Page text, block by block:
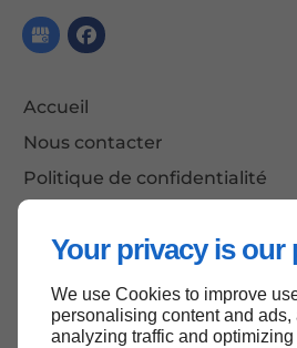
Your privacy is our
We use Cookies to improve
personalising content and ads,
analyzing traffic and
Accueil
Nous contacter
Politique de confidentialité
Haut de